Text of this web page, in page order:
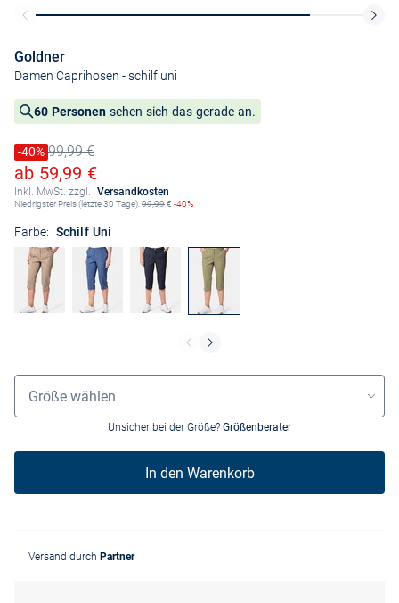
Goldner
Damen Caprihosen - schilf uni
60 Personen sehen sich das gerade an.
Preis reduziert um
-40%
Alter Preis99,99 €
Ermäßigter Preis
ab 59,99 €
Inkl. MwSt. zzgl. Versandkosten
Niedrigster Preis (letzte 30 Tage):99,99€ -40%
Farbe: Schilf Uni
Grössenauswahl
Größe wählen
Unsicher bei der Größe? Größenberater
In den Warenkorb
Versand durch Partner